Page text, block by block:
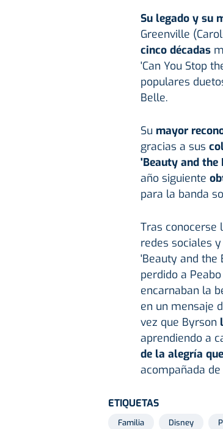
Su legado y su
Greenville
cinco décadas
'Can You Stop
populares
Belle.
Su mayor
gracias a sus
'Beauty and the
año siguiente
para la banda
Tras conocerse
redes sociales
'Beauty and the
perdido a
encarnaban la
en un mensaje
vez que Byrson
aprendiendo a
de la alegría
acompañada
ETIQUETAS
Familia Disney